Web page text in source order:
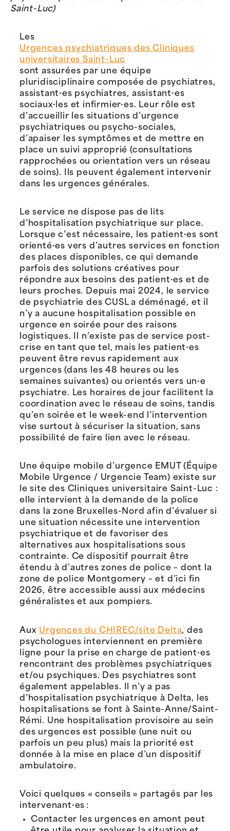
Saint-Luc)
Les
Urgences psychiatriques des Cliniques
universitaires Saint-Luc
sont assurées par une équipe
pluridisciplinaire composée de psychiatres,
assistant·es psychiatres, assistant·es
sociaux·les et infirmier·es. Leur rôle est
d’accueillir les situations d’urgence
psychiatriques ou psycho-sociales,
d’apaiser les symptômes et de mettre en
place un suivi approprié (consultations
rapprochées ou orientation vers un réseau
de soins). Ils peuvent également intervenir
dans les urgences générales.
Le service ne dispose pas de lits
d’hospitalisation psychiatrique sur place.
Lorsque c’est nécessaire, les patient·es sont
orienté·es vers d’autres services en fonction
des places disponibles, ce qui demande
parfois des solutions créatives pour
répondre aux besoins des patient·es et de
leurs proches. Depuis mai 2024, le service
de psychiatrie des CUSL a déménagé, et il
n’y a aucune hospitalisation possible en
urgence en soirée pour des raisons
logistiques. Il n’existe pas de service post-
crise en tant que tel, mais les patient·es
peuvent être revus rapidement aux
urgences (dans les 48 heures ou les
semaines suivantes) ou orientés vers un·e
psychiatre. Les horaires de jour facilitent la
coordination avec le réseau de soins, tandis
qu’en soirée et le week-end l’intervention
vise surtout à sécuriser la situation, sans
possibilité de faire lien avec le réseau.
Une équipe mobile d’urgence EMUT (Équipe
Mobile Urgence / Urgencie Team) existe sur
le site des Cliniques universitaire Saint-Luc :
elle intervient à la demande de la police
dans la zone Bruxelles-Nord afin d’évaluer si
une situation nécessite une intervention
psychiatrique et de favoriser des
alternatives aux hospitalisations sous
contrainte. Ce dispositif pourrait être
étendu à d’autres zones de police – dont la
zone de police Montgomery – et d’ici fin
2026, être accessible aussi aux médecins
généralistes et aux pompiers.
Aux Urgences du CHIREC/site Delta, des
psychologues interviennent en première
ligne pour la prise en charge de patient·es
rencontrant des problèmes psychiatriques
et/ou psychiques. Des psychiatres sont
également appelables. Il n’y a pas
d’hospitalisation psychiatrique à Delta, les
hospitalisations se font à Sainte-Anne/Saint-
Rémi. Une hospitalisation provisoire au sein
des urgences est possible (une nuit ou
parfois un peu plus) mais la priorité est
donnée à la mise en place d’un dispositif
ambulatoire.
Voici quelques « conseils » partagés par les
intervenant·es :
Contacter les urgences en amont peut